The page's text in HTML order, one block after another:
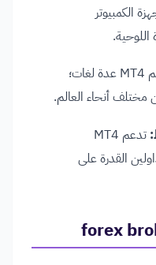
الكمبيوتر
اللوحية.
تدعم MT4 عدة لغات؛
مختلف أنحاء العالم.
تدعم MT4
القدرة على